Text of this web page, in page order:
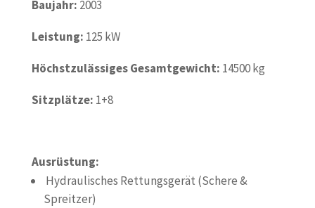
Baujahr: 2003
Leistung: 125 kW
Höchstzulässiges Gesamtgewicht: 14500 kg
Sitzplätze: 1+8
Ausrüstung:
Hydraulisches Rettungsgerät (Schere &
Spreitzer)